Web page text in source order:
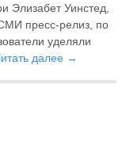
Элизабет Уинстед,
пресс-релиз, по
уделяли
далее →